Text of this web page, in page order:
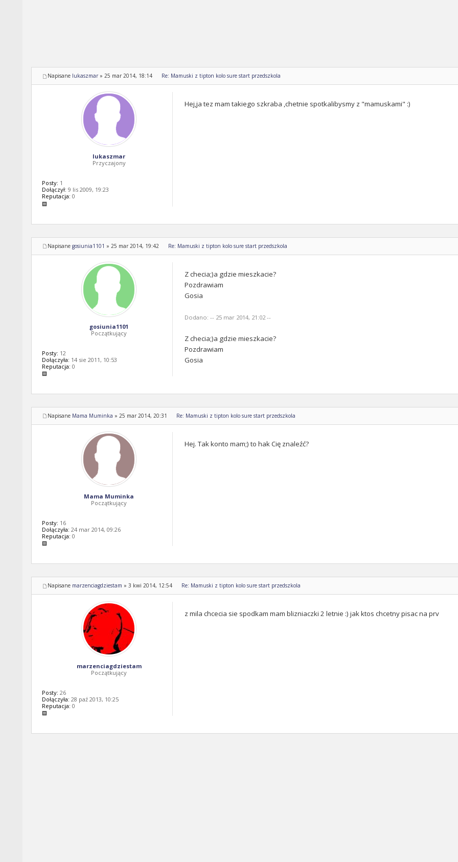
Napisane lukaszmar» 25 mar 2014, 18:14 Re: Mamuski z tipton kolo sure start przedszkola
Hej,ja tez mam takiego szkraba ,chetnie spotkalibysmy z "mamuskami" :)
lukaszmar
Przyczajony
Posty: 1
Dołączył: 9 lis 2009, 19:23
Reputacja: 0
Napisane gosiunia1101 » 25 mar 2014, 19:42 Re: Mamuski z tipton kolo sure start przedszkola
Z checia;)a gdzie mieszkacie?
Pozdrawiam
Gosia
Dodano: -- 25 mar 2014, 21:02 --
Z checia;)a gdzie mieszkacie?
Pozdrawiam
Gosia
gosiunia1101
Początkujący
Posty: 12
Dołączyła: 14 sie 2011, 10:53
Reputacja: 0
Napisane Mama Muminka » 25 mar 2014, 20:31 Re: Mamuski z tipton kolo sure start przedszkola
Hej. Tak konto mam;) to hak Cię znaleźć?
Mama Muminka
Początkujący
Posty: 16
Dołączyła: 24 mar 2014, 09:26
Reputacja: 0
Napisane marzenciagdziestam » 3 kwi 2014, 12:54 Re: Mamuski z tipton kolo sure start przedszkola
z mila chcecia sie spodkam mam blizniaczki 2 letnie :) jak ktos chcetny pisac na prv
marzenciagdziestam
Początkujący
Posty: 26
Dołączyła: 28 paź 2013, 10:25
Reputacja: 0